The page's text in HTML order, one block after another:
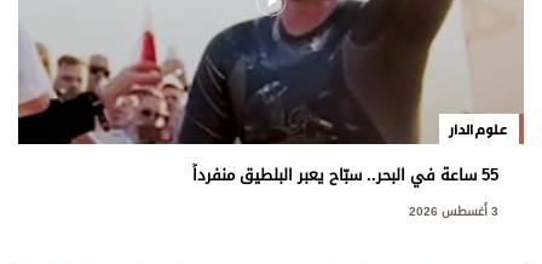
علوم الدار
55 ساعة في البحر.. سبّاح يعبر البلطيق منفرداً
3 أغسطس 2026